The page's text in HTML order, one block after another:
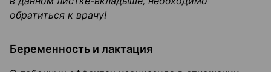
обратиться к врачу!
Беременность и лактация